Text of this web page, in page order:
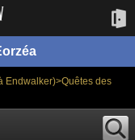
Endwalker)>Quêtes des